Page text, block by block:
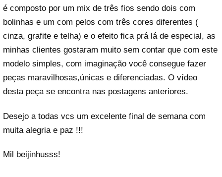
é composto por um mix de três fios sendo dois com
bolinhas e um com pelos com três cores diferentes (
cinza, grafite e telha) e o efeito fica prá lá de especial, as
minhas clientes gostaram muito sem contar que com este
modelo simples, com imaginação você consegue fazer
peças maravilhosas,únicas e diferenciadas. O vídeo
desta peça se encontra nas postagens anteriores.
Desejo a todas vcs um excelente final de semana com
muita alegria e paz !!!
Mil beijinhusss!